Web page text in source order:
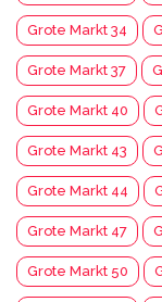
Grote Markt 34
Grote Markt 37
Grote Markt 40
Grote Markt 43
Grote Markt 44
Grote Markt 47
Grote Markt 50